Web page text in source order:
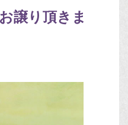
譲り頂きま